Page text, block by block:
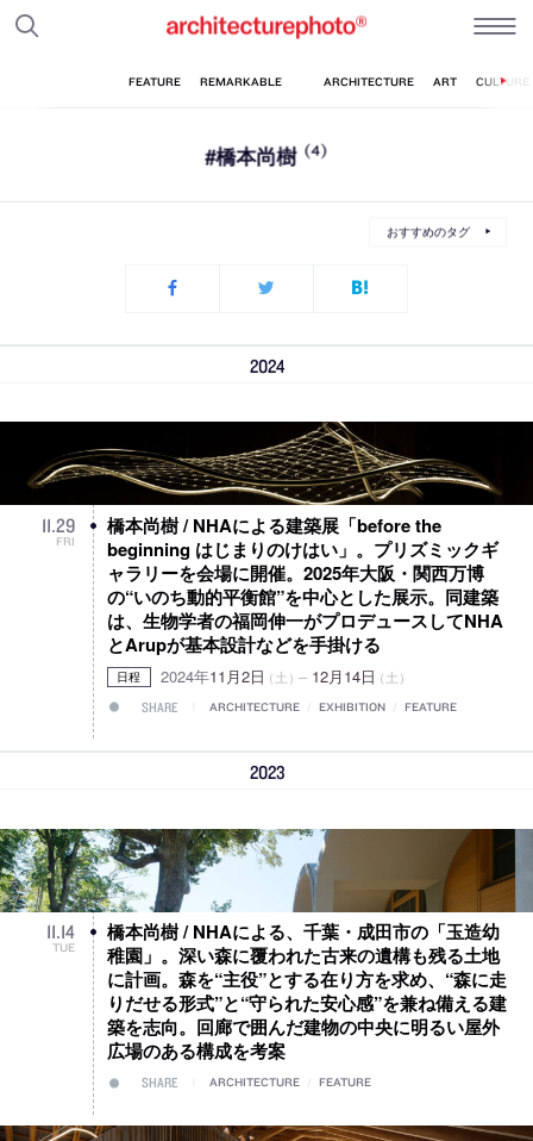
#橋本尚樹 (4)
おすすめのタグ
2024
11.29
FRI
橋本尚樹 / NHAによる建築展「before the
beginning はじまりのけはい」。プリズミックギ
ャラリーを会場に開催。2025年大阪・関西万博
の“いのち動的平衡館”を中心とした展示。同建築
は、生物学者の福岡伸一がプロデュースしてNHA
とArupが基本設計などを手掛ける
日程 2024年11月2日（土）– 12月14日（土）
SHARE ARCHITECTURE EXHIBITION FEATURE
2023
11.14
TUE
橋本尚樹 / NHAによる、千葉・成田市の「玉造幼
稚園」。深い森に覆われた古来の遺構も残る土地
に計画。森を“主役”とする在り方を求め、“森に走
りだせる形式”と“守られた安心感”を兼ね備える建
築を志向。回廊で囲んだ建物の中央に明るい屋外
広場のある構成を考案
SHARE ARCHITECTURE FEATURE